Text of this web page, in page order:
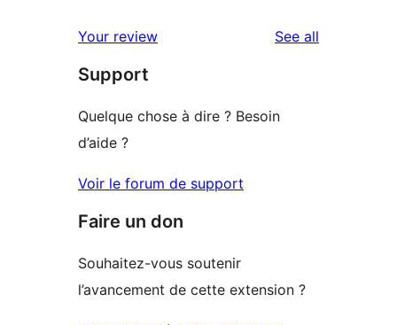
reviews
star
reviews
Your review See all
Support
Quelque chose à dire ? Besoin
d’aide ?
Voir le forum de support
Faire un don
Souhaitez-vous soutenir
l’avancement de cette extension ?